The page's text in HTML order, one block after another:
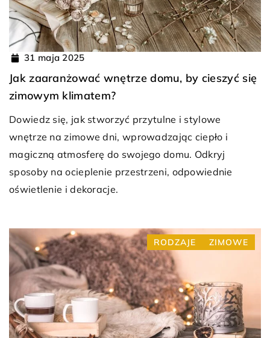
31 maja 2025
Jak zaaranżować wnętrze domu, by cieszyć się
zimowym klimatem?
Dowiedz się, jak stworzyć przytulne i stylowe
wnętrze na zimowe dni, wprowadzając ciepło i
magiczną atmosferę do swojego domu. Odkryj
sposoby na ocieplenie przestrzeni, odpowiednie
oświetlenie i dekoracje.
RODZAJE ZIMOWE